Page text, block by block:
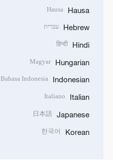
Hausa
Hausa
Hebrew עברית
Hindi
हिन्दी
Hungarian
Magyar
Indonesian
Bahasa Indonesia
Italian
Italiano
Japanese
日本語
Korean
한국어